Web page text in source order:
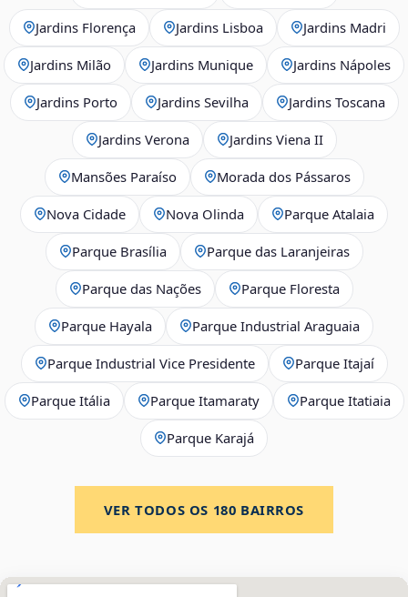
Jardins Florença Jardins Lisboa Jardins Madri
Jardins Milão Jardins Munique Jardins Nápoles
Jardins Porto Jardins Sevilha Jardins Toscana
Jardins Verona Jardins Viena II
Mansões Paraíso Morada dos Pássaros
Nova Cidade Nova Olinda Parque Atalaia
Parque Brasília Parque das Laranjeiras
Parque das Nações Parque Floresta
Parque Hayala Parque Industrial Araguaia
Parque Industrial Vice Presidente Parque Itajaí
Parque Itália Parque Itamaraty Parque Itatiaia
Parque Karajá
VER TODOS OS 180 BAIRROS